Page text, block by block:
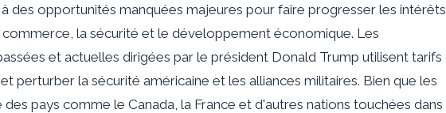
des opportunités manquées majeures pour faire progresser les intérêts
la sécurité et le développement économique. Les
et actuelles dirigées par le président Donald Trump utilisent tarifs
et perturber la sécurité américaine et les alliances militaires. Bien que les
pays comme le Canada, la France et d'autres nations touchées dans